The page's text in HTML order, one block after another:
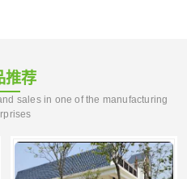
推荐
sales in one of the manufacturing